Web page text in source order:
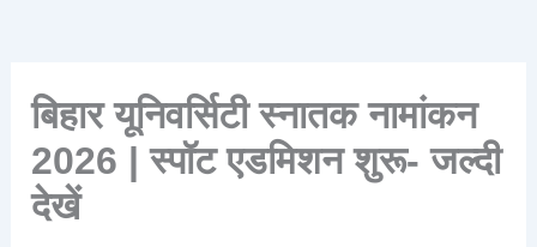
बिहार यूनिवर्सिटी स्नातक नामांकन
2026 | स्पॉट एडमिशन शुरू- जल्दी
देखें